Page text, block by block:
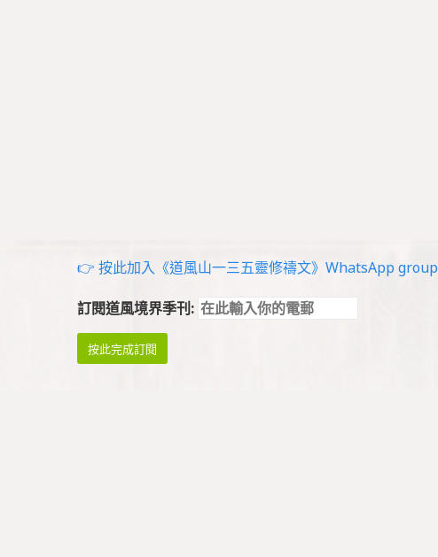
👉 按此加入《道風山一三五靈修禱文》WhatsApp group
訂閱道風境界季刊: